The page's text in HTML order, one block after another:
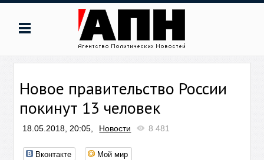
Новое правительство России
покинут 13 человек
18.05.2018, 20:05, Новости 8 481
Вконтакте Мой мир